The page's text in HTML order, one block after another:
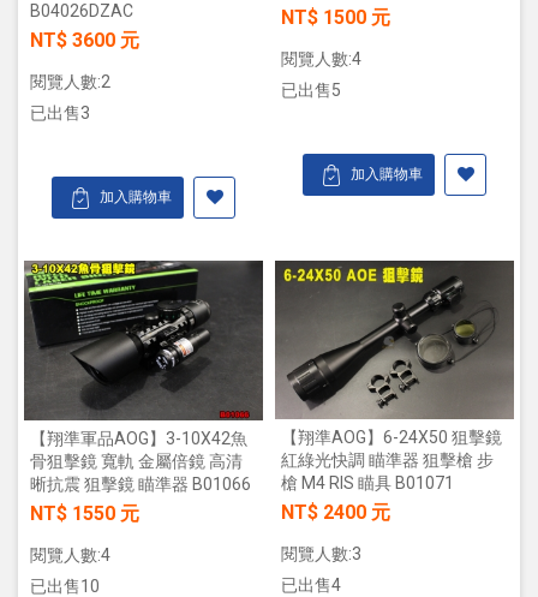
B04026DZAC
NT$ 3600 元
閱覽人數:2
已出售3
加入購物車
NT$ 1500 元
閱覽人數:4
已出售5
加入購物車
【翔準軍品AOG】3-10X42魚
骨狙擊鏡 寬軌 金屬倍鏡 高清
晰抗震 狙擊鏡 瞄準器 B01066
NT$ 1550 元
閱覽人數:4
已出售10
【翔準AOG】6-24X50 狙擊鏡
紅綠光快調 瞄準器 狙擊槍 步
槍 M4 RIS 瞄具 B01071
NT$ 2400 元
閱覽人數:3
已出售4